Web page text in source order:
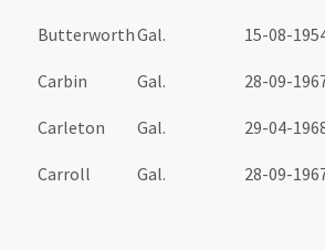
ButterworthGal. 15-08-
Carbin Gal. 28-09-
Carleton Gal. 29-04-
Carroll Gal. 28-09-